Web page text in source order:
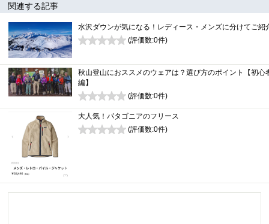
関連する記事
水沢ダウンが気になる！レディース・メンズに分けてご紹
(評価数:0件)
秋山登山におススメのウェアは？選び方のポイント【初心
編】
(評価数:0件)
大人気！パタゴニアのフリース
(評価数:0件)